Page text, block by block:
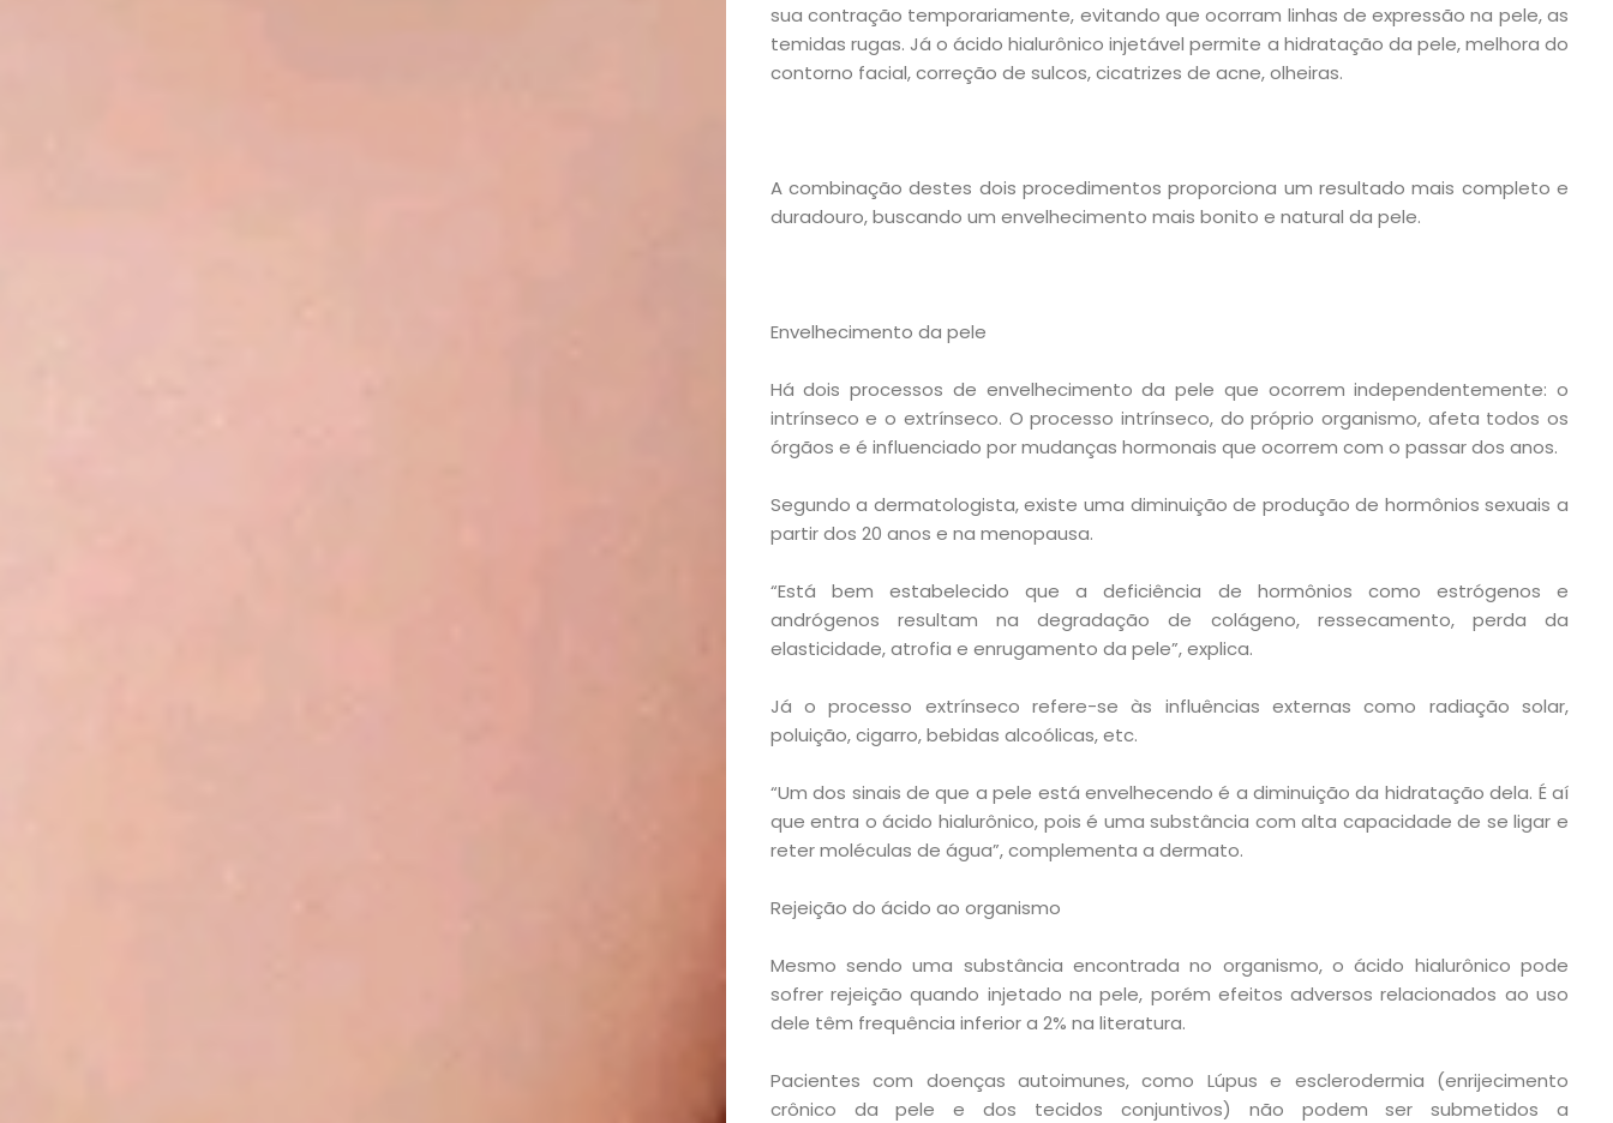
Início
Beleza
Bora
lá!
Casa
e
Decoração
Exclusiva
Homem
Mães
&
Filhos
Notícias
Opinião
sua contração temporariamente, evitando que ocorram linhas de expressão na pele, as
temidas rugas. Já o ácido hialurônico injetável permite a hidratação da pele, melhora do
contorno facial, correção de sulcos, cicatrizes de acne, olheiras.
A combinação destes dois procedimentos proporciona um resultado mais completo e
duradouro, buscando um envelhecimento mais bonito e natural da pele.
Envelhecimento da pele
Há dois processos de envelhecimento da pele que ocorrem independentemente: o
intrínseco e o extrínseco. O processo intrínseco, do próprio organismo, afeta todos os
órgãos e é influenciado por mudanças hormonais que ocorrem com o passar dos anos.
Segundo a dermatologista, existe uma diminuição de produção de hormônios sexuais a
partir dos 20 anos e na menopausa.
“Está bem estabelecido que a deficiência de hormônios como estrógenos e
andrógenos resultam na degradação de colágeno, ressecamento, perda da
elasticidade, atrofia e enrugamento da pele”, explica.
Já o processo extrínseco refere-se às influências externas como radiação solar,
poluição, cigarro, bebidas alcoólicas, etc.
“Um dos sinais de que a pele está envelhecendo é a diminuição da hidratação dela. É aí
que entra o ácido hialurônico, pois é uma substância com alta capacidade de se ligar e
reter moléculas de água”, complementa a dermato.
Rejeição do ácido ao organismo
Mesmo sendo uma substância encontrada no organismo, o ácido hialurônico pode
sofrer rejeição quando injetado na pele, porém efeitos adversos relacionados ao uso
dele têm frequência inferior a 2% na literatura.
Pacientes com doenças autoimunes, como Lúpus e esclerodermia (enrijecimento
crônico da pele e dos tecidos conjuntivos) não podem ser submetidos a